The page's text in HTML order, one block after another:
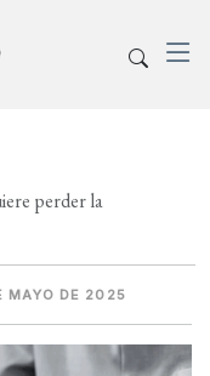
perder la
MAYO DE 2025